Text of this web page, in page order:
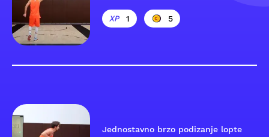
1 5
Jednostavno brzo podizanje lopte